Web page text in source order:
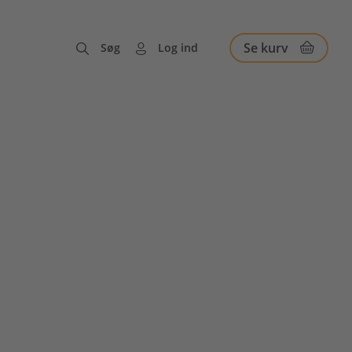
Søg Log ind Se kurv